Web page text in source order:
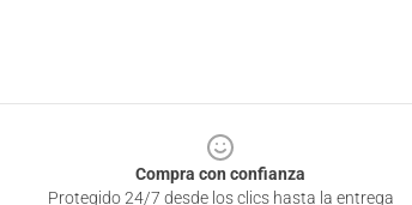
Compra con confianza
Protegido 24/7 desde los clics hasta la entrega